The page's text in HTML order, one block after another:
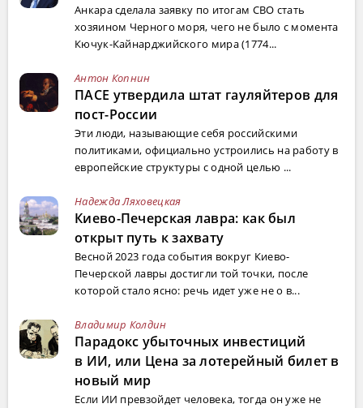
Анкара сделала заявку по итогам СВО стать
хозяином Черного моря, чего не было с момента
Кючук-Кайнарджийского мира (1774...
Антон Копнин
ПАСЕ утвердила штат гауляйтеров для
пост-России
Эти люди, называющие себя российскими
политиками, официально устроились на работу в
европейские структуры с одной целью ...
Надежда Ляховецкая
Киево-Печерская лавра: как был
открыт путь к захвату
Весной 2023 года события вокруг Киево-
Печерской лавры достигли той точки, после
которой стало ясно: речь идет уже не о в...
Владимир Колдин
Парадокс убыточных инвестиций
в ИИ, или Цена за лотерейный билет в
новый мир
Если ИИ превзойдет человека, тогда он уже не